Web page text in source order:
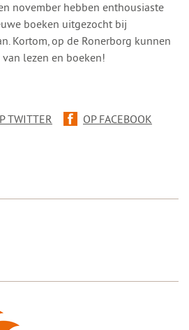
november hebben enthousiaste
boeken uitgezocht bij
Kortom, op de Ronerborg kunnen
lezen en boeken!
TWITTER OP FACEBOOK